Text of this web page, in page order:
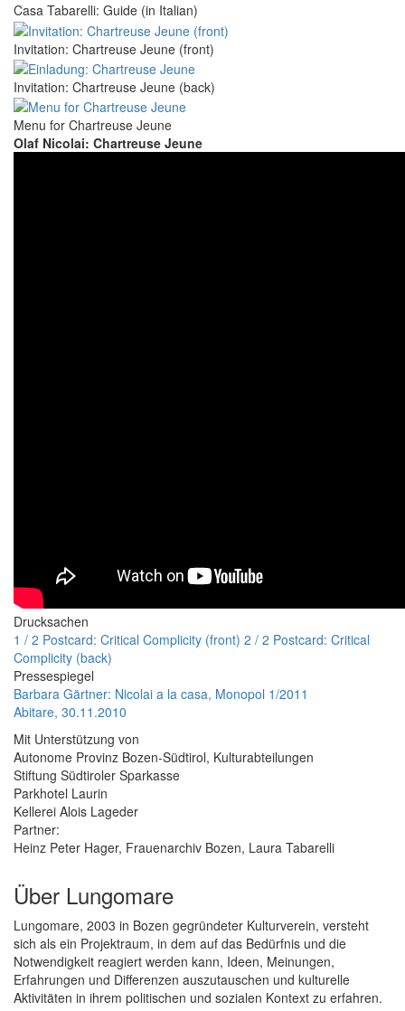
Casa Tabarelli: Guide (in Italian)
Invitation: Chartreuse Jeune (front)
Invitation: Chartreuse Jeune (back)
Menu for Chartreuse Jeune
Olaf Nicolai: Chartreuse Jeune
Drucksachen
1 / 2 Postcard: Critical Complicity (front) 2 / 2 Postcard: Critical
Complicity (back)
Pressespiegel
Barbara Gärtner: Nicolai a la casa, Monopol 1/2011
Abitare, 30.11.2010
Mit Unterstützung von
Autonome Provinz Bozen-Südtirol, Kulturabteilungen
Stiftung Südtiroler Sparkasse
Parkhotel Laurin
Kellerei Alois Lageder
Partner:
Heinz Peter Hager, Frauenarchiv Bozen, Laura Tabarelli
Über Lungomare
Lungomare, 2003 in Bozen gegründeter Kulturverein, versteht
sich als ein Projektraum, in dem auf das Bedürfnis und die
Notwendigkeit reagiert werden kann, Ideen, Meinungen,
Erfahrungen und Differenzen auszutauschen und kulturelle
Aktivitäten in ihrem politischen und sozialen Kontext zu erfahren.